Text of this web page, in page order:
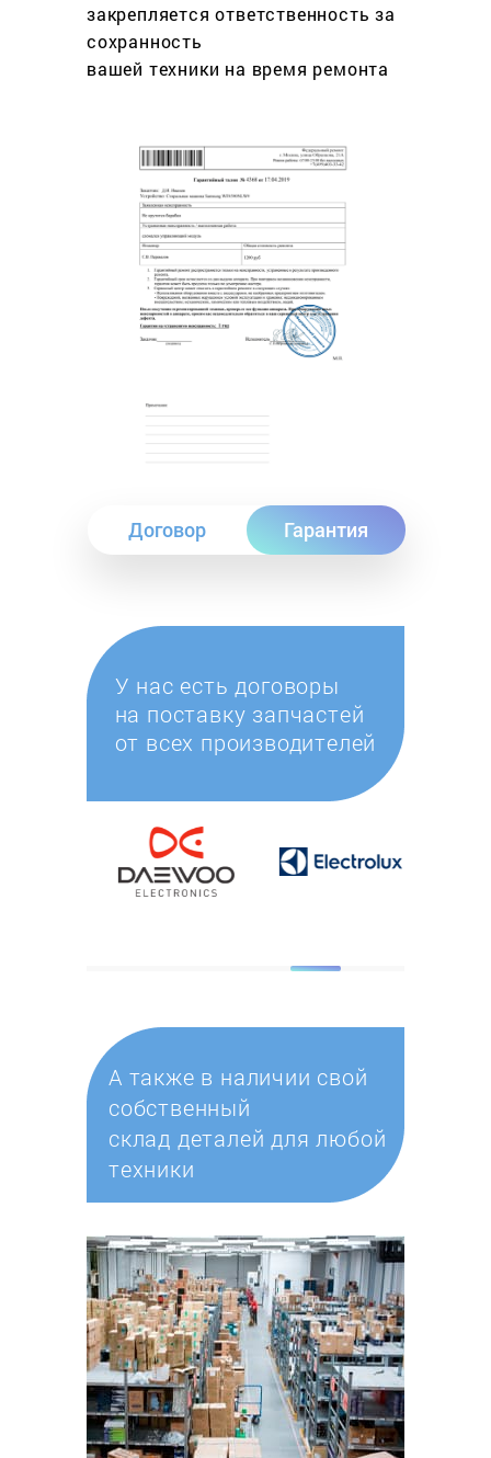
закрепляется ответственность за
сохранность
вашей техники на время ремонта
Договор Гарантия
У нас есть договоры
на поставку запчастей
от всех производителей
А также в наличии свой
собственный
склад деталей для любой
техники